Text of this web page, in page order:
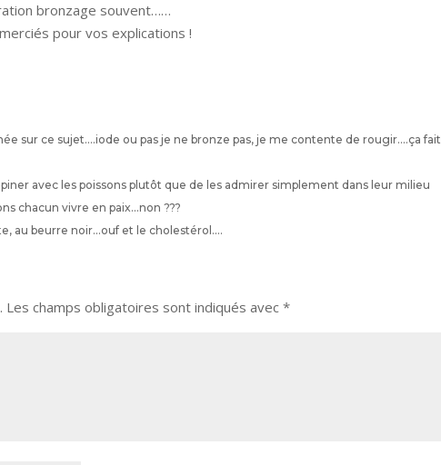
bronzage souvent……
pour vos explications !
sur ce sujet….iode ou pas je ne bronze pas, je me contente de rougir….ça fait
avec les poissons plutôt que de les admirer simplement dans leur milieu
chacun vivre en paix…non ???
au beurre noir…ouf et le cholestérol….
Les champs obligatoires sont indiqués avec *